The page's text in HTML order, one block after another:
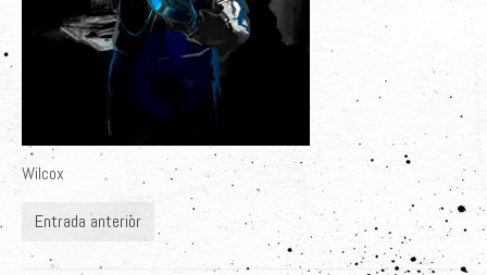
Adquiere su Obra
Wilcox
Entrada anterior